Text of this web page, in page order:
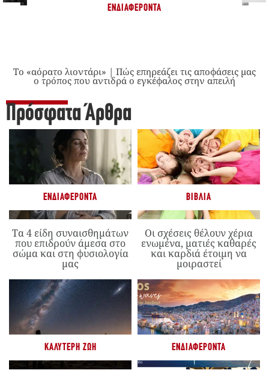
ΕΝΔΙΑΦΈΡΟΝΤΑ
Το «αόρατο λιοντάρι» | Πώς επηρεάζει τις αποφάσεις μας
ο τρόπος που αντιδρά ο εγκέφαλος στην απειλή
Πρόσφατα Άρθρα
ΕΝΔΙΑΦΈΡΟΝΤΑ
Τα 4 είδη συναισθημάτων
που επιδρούν άμεσα στο
σώμα και στη φυσιολογία
μας
ΒΙΒΛΊΑ
Οι σχέσεις θέλουν χέρια
ενωμένα, ματιές καθαρές
και καρδιά έτοιμη να
μοιραστεί
ΚΑΛΎΤΕΡΗ ΖΩΉ ΕΝΔΙΑΦΈΡΟΝΤΑ